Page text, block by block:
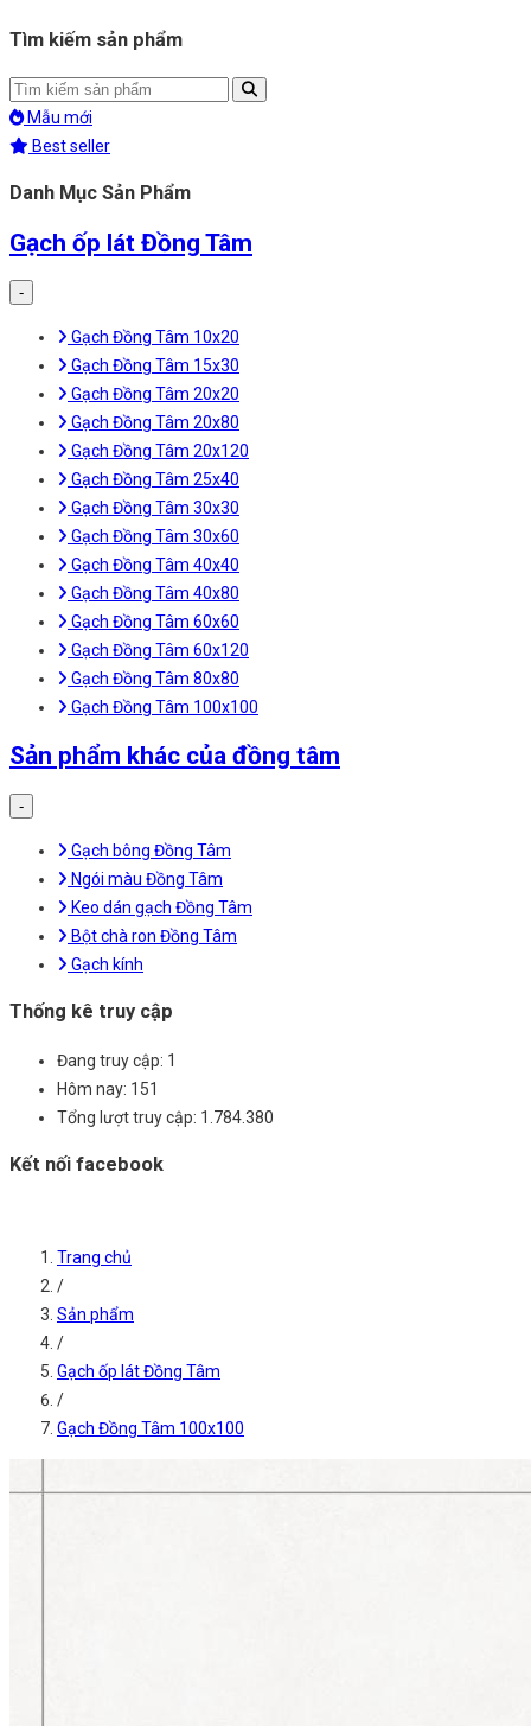
Tìm kiếm sản phẩm
Mẫu mới
Best seller
Danh Mục Sản Phẩm
Gạch ốp lát Đồng Tâm
-
Gạch Đồng Tâm 10x20
Gạch Đồng Tâm 15x30
Gạch Đồng Tâm 20x20
Gạch Đồng Tâm 20x80
Gạch Đồng Tâm 20x120
Gạch Đồng Tâm 25x40
Gạch Đồng Tâm 30x30
Gạch Đồng Tâm 30x60
Gạch Đồng Tâm 40x40
Gạch Đồng Tâm 40x80
Gạch Đồng Tâm 60x60
Gạch Đồng Tâm 60x120
Gạch Đồng Tâm 80x80
Gạch Đồng Tâm 100x100
Sản phẩm khác của đồng tâm
-
Gạch bông Đồng Tâm
Ngói màu Đồng Tâm
Keo dán gạch Đồng Tâm
Bột chà ron Đồng Tâm
Gạch kính
Thống kê truy cập
Đang truy cập: 1
Hôm nay: 151
Tổng lượt truy cập: 1.784.380
Kết nối facebook
Trang chủ
/
Sản phẩm
/
Gạch ốp lát Đồng Tâm
/
Gạch Đồng Tâm 100x100